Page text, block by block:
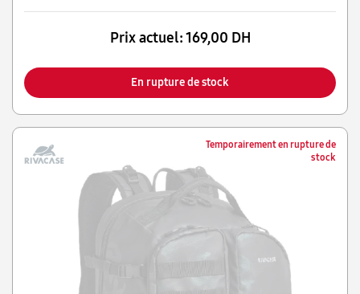
Prix actuel:169,00 DH
En rupture de stock
Temporairement en rupture de
stock